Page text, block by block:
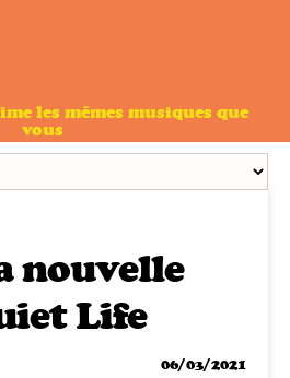
les mêmes musiques que
vous
nouvelle
Life
06/03/2021